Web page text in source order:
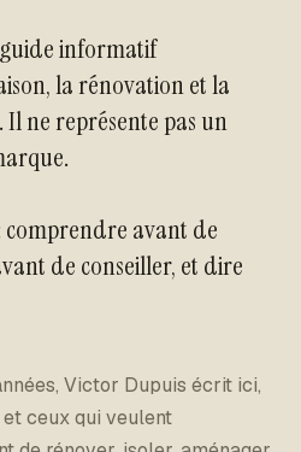
informatif
la rénovation et la
ne représente pas un
comprendre avant de
de conseiller, et dire
Victor Dupuis écrit ici,
ceux qui veulent